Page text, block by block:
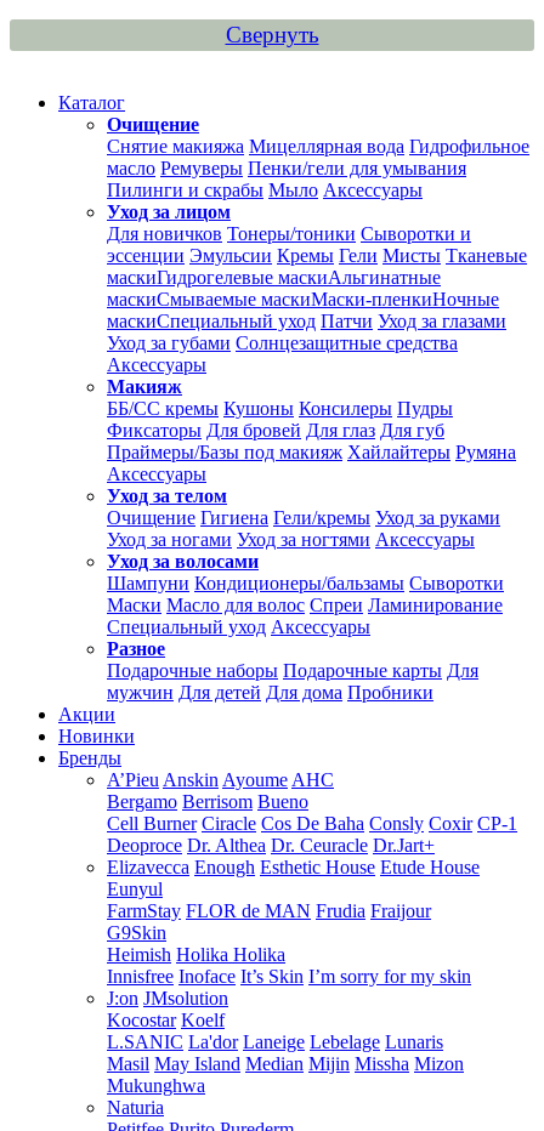
Свернуть
Каталог
Очищение
Снятие макияжа Мицеллярная вода Гидрофильное
масло Ремуверы Пенки/гели для умывания
Пилинги и скрабы Мыло Аксессуары
Уход за лицом
Для новичков Тонеры/тоники Сыворотки и
эссенции Эмульсии Кремы Гели Мисты Тканевые
маскиГидрогелевые маскиАльгинатные
маскиСмываемые маскиМаски-пленкиНочные
маскиСпециальный уход Патчи Уход за глазами
Уход за губами Солнцезащитные средства
Аксессуары
Макияж
ББ/СС кремы Кушоны Консилеры Пудры
Фиксаторы Для бровей Для глаз Для губ
Праймеры/Базы под макияж Хайлайтеры Румяна
Аксессуары
Уход за телом
Очищение Гигиена Гели/кремы Уход за руками
Уход за ногами Уход за ногтями Аксессуары
Уход за волосами
Шампуни Кондиционеры/бальзамы Сыворотки
Маски Масло для волос Спреи Ламинирование
Специальный уход Аксессуары
Разное
Подарочные наборы Подарочные карты Для
мужчин Для детей Для дома Пробники
Акции
Новинки
Бренды
A’Pieu Anskin Ayoume AHC
Bergamo Berrisom Bueno
Cell Burner Ciracle Cos De Baha Consly Coxir CP-1
Deoproce Dr. Althea Dr. Ceuracle Dr.Jart+
Elizavecca Enough Esthetic House Etude House
Eunyul
FarmStay FLOR de MAN Frudia Fraijour
G9Skin
Heimish Holika Holika
Innisfree Inoface It’s Skin I’m sorry for my skin
J:on JMsolution
Kocostar Koelf
L.SANIC La'dor Laneige Lebelage Lunaris
Masil May Island Median Mijin Missha Mizon
Mukunghwa
Naturia